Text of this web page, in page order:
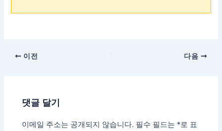
이전 다음
댓글 달기
이메일 주소는 공개되지 않습니다. 필수 필드는 *로 표